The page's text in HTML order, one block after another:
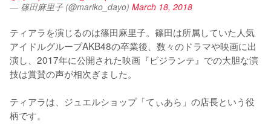
— 篠田麻里子 (@mariko_dayo) March 18, 2018
ティアラを演じるのは篠田麻里子。篠田は所属していた人気
アイドルグループAKB48の卒業後、数々のドラマや映画に出
演し、2017年に公開された映画『ビジランテ』での大胆な演
技は賞賛の声が相次ぎました。
ティアラは、ジュエルショップ「てぃあら」の店長という役
柄です。